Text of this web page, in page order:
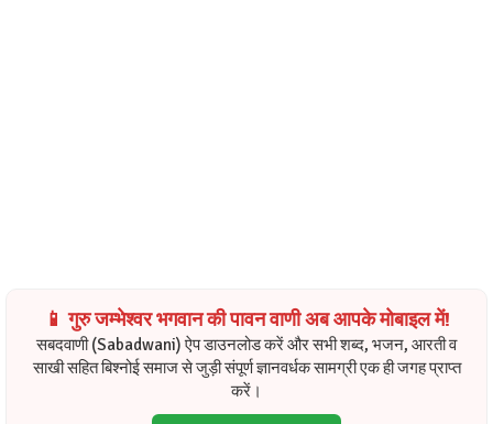
📱 गुरु जम्भेश्वर भगवान की पावन वाणी अब आपके मोबाइल में!
सबदवाणी (Sabadwani) ऐप डाउनलोड करें और सभी शब्द, भजन, आरती व
साखी सहित बिश्नोई समाज से जुड़ी संपूर्ण ज्ञानवर्धक सामग्री एक ही जगह प्राप्त
करें।